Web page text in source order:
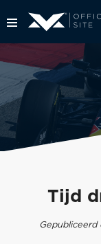
Tijd
Gepubliceerd